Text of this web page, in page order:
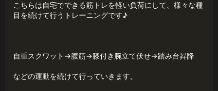
こちらは自宅でできる筋トレを軽い負荷にして、様々な種
目を続けて行うトレーニングです♪
自重スクワット→腹筋→膝付き腕立て伏せ→踏み台昇降
などの運動を続けて行っていきます。